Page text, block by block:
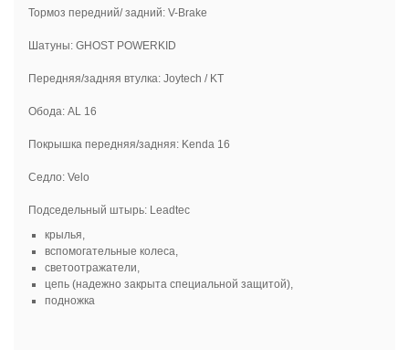
Тормоз передний/ задний: V-Brake
Шатуны: GHOST POWERKID
Передняя/задняя втулка: Joytech / KT
Обода: AL 16
Покрышка передняя/задняя: Kenda 16
Седло: Velo
Подседельный штырь: Leadtec
крылья,
вспомогательные колеса,
светоотражатели,
цепь (надежно закрыта специальной защитой),
подножка